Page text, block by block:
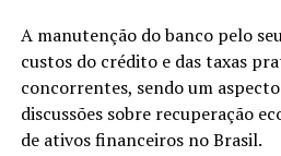
A manutenção do banco pelo
custos do crédito e das taxas
concorrentes, sendo um
discussões sobre recuperação
de ativos financeiros no Brasil.